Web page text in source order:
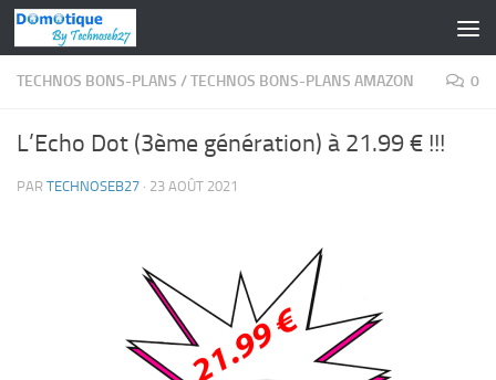
Skip to content
TECHNOS BONS-PLANS /TECHNOS BONS-PLANS AMAZON 0
L’Echo Dot (3ème génération) à 21.99 € !!!
PAR TECHNOSEB27 · 23 AOÛT 2021